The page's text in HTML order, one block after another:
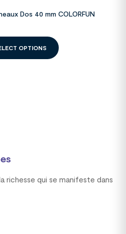
Dos 40 mm COLORFUN
OPTIONS
richesse qui se manifeste dans